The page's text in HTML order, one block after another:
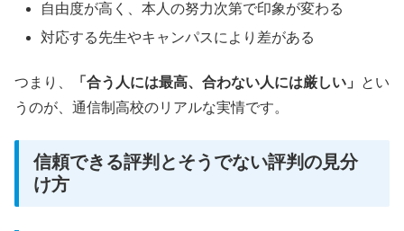
自由度が高く、本人の努力次第で印象が変わる
対応する先生やキャンパスにより差がある
つまり、 「合う人には最高、合わない人には厳しい」
とい
うのが、通信制高校のリアルな実情です。
信頼できる評判とそうでない評判の見分
け方